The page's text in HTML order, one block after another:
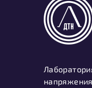
напряжения